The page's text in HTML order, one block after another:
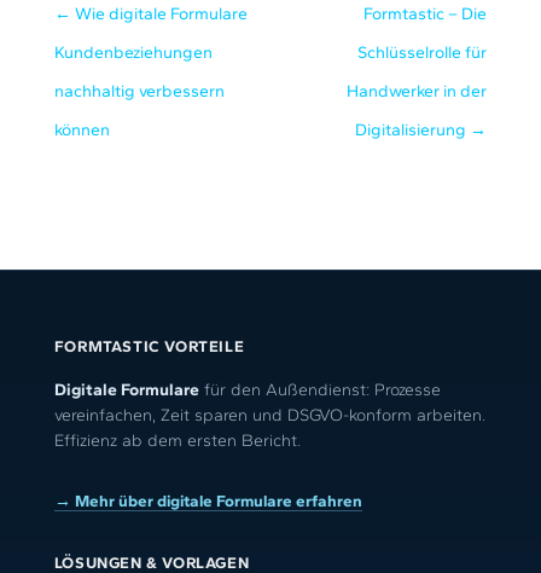
← Wie digitale Formulare
Kundenbeziehungen
nachhaltig verbessern
können
Formtastic – Die
Schlüsselrolle für
Handwerker in der
Digitalisierung →
FORMTASTIC VORTEILE
Digitale Formularefür den Außendienst: Prozesse
vereinfachen, Zeit sparen und DSGVO-konform arbeiten.
Effizienz ab dem ersten Bericht.
→ Mehr über digitale Formulare erfahren
LÖSUNGEN & VORLAGEN